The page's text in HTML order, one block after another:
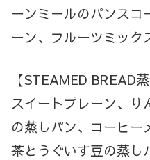
ーンミールのパンスコ
ーン、フルーツミック
【STEAMED BREAD
スイートプレーン、り
の蒸しパン、コーヒー
茶とうぐいす豆の蒸し